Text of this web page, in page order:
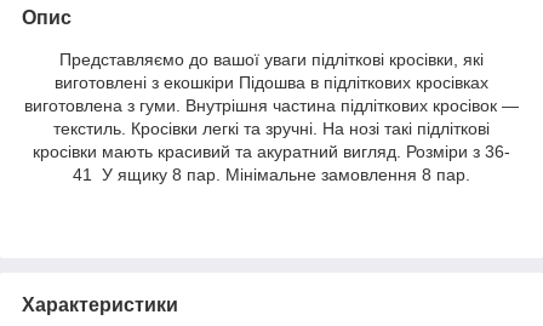
Опис
Представляємо до вашої уваги підліткові кросівки, які
виготовлені з екошкіри Підошва в підліткових кросівках
виготовлена з гуми. Внутрішня частина підліткових кросівок —
текстиль. Кросівки легкі та зручні. На нозі такі підліткові
кросівки мають красивий та акуратний вигляд. Розміри з 36-
41 У ящику 8 пар. Мінімальне замовлення 8 пар.
Характеристики